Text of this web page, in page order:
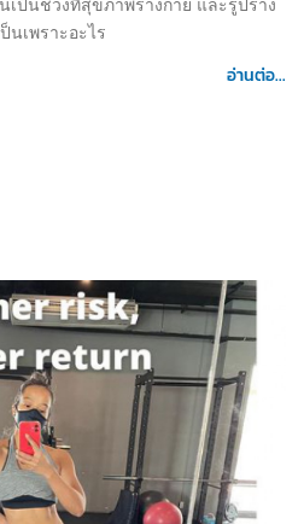
นเพราะอะไร
อ่านต่อ...